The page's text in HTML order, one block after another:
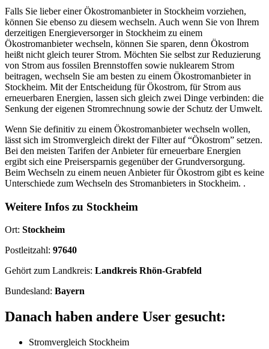
Falls Sie lieber einer Ökostromanbieter in Stockheim vorziehen,
können Sie ebenso zu diesem wechseln. Auch wenn Sie von Ihrem
derzeitigen Energieversorger in Stockheim zu einem
Ökostromanbieter wechseln, können Sie sparen, denn Ökostrom
heißt nicht gleich teurer Strom. Möchten Sie selbst zur Reduzierung
von Strom aus fossilen Brennstoffen sowie nuklearem Strom
beitragen, wechseln Sie am besten zu einem Ökostromanbieter in
Stockheim. Mit der Entscheidung für Ökostrom, für Strom aus
erneuerbaren Energien, lassen sich gleich zwei Dinge verbinden: die
Senkung der eigenen Stromrechnung sowie der Schutz der Umwelt.
Wenn Sie definitiv zu einem Ökostromanbieter wechseln wollen,
lässt sich im Stromvergleich direkt der Filter auf “Ökostrom” setzen.
Bei den meisten Tarifen der Anbieter für erneuerbare Energien
ergibt sich eine Preisersparnis gegenüber der Grundversorgung.
Beim Wechseln zu einem neuen Anbieter für Ökostrom gibt es keine
Unterschiede zum Wechseln des Stromanbieters in Stockheim. .
Weitere Infos zu Stockheim
Ort: Stockheim
Postleitzahl: 97640
Gehört zum Landkreis: Landkreis Rhön-Grabfeld
Bundesland: Bayern
Danach haben andere User gesucht:
Stromvergleich Stockheim